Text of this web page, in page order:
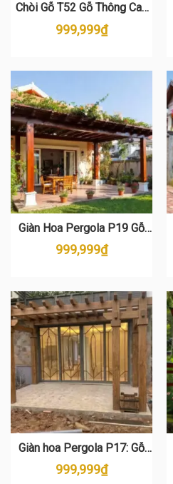
Chòi Gỗ T52 Gỗ Thông Cao
Cấp – Thiết Kế Sang Trọng
Cho Sân Vườn
999,999₫
Giàn Hoa Pergola P19 Gỗ
Thông Cao Cấp – Đẳng Cấp
Sân Vườn
999,999₫
Giàn hoa Pergola P17: Gỗ
Thông Tự Nhiên Cao Cấp
999,999₫